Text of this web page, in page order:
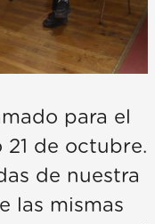
para el
de octubre.
de nuestra
las mismas